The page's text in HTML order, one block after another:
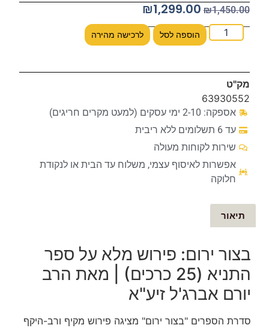
₪1,450.00
₪1,299.00
הוספה לסל לרכישה מהירה
מק"ט
63930552
אספקה: 2-10 ימי עסקים (למעט מקרים חריגים)
עד 6 תשלומים ללא ריבית
שירות לקוחות מעולה
אפשרות לאיסוף עצמי, משלוח עד הבית או לנקודת
חלוקה
תיאור
בצור ירום: פירוש מלא על ספר
התניא (25 כרכים) | מאת הרב
יורם אברג'ל זיע"א
סדרת הספרים "בצור ירום" מציגה פירוש מקיף ורב-היקף